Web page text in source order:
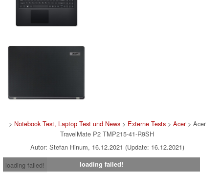
> Notebook Test, Laptop Test und News> Externe Tests> Acer> Acer
TravelMate P2 TMP215-41-R9SH
Autor: Stefan Hinum, 16.12.2021 (Update: 16.12.2021)
loading failed!
loading failed!